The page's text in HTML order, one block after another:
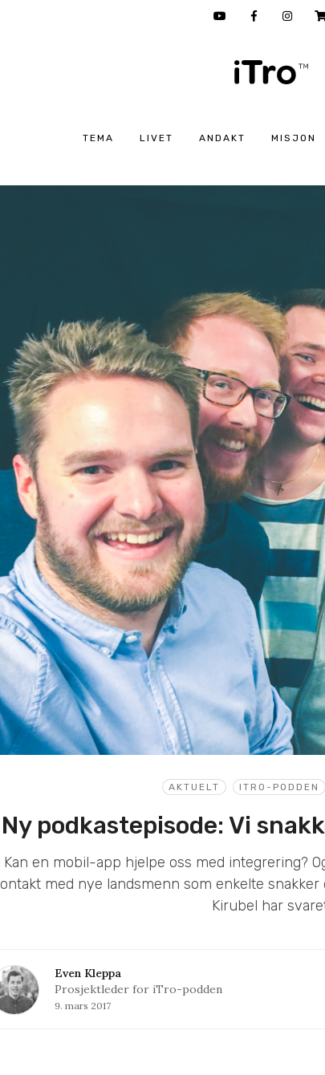
TEMA LIVET ANDAKT MISJON
AKTUELT ITRO-PODDEN
Ny podkastepisode: Vi
Kan en mobil-app hjelpe oss med integrering?
med nye landsmenn som enkelte snakker
Kirubel har
Even Kleppa
Prosjektleder for iTro-podden
9. mars 2017